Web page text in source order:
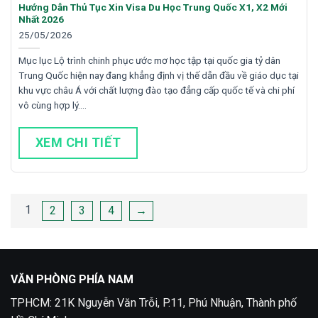
Hướng Dẫn Thủ Tục Xin Visa Du Học Trung Quốc X1, X2 Mới
Nhất 2026
25/05/2026
Mục lục Lộ trình chinh phục ước mơ học tập tại quốc gia tỷ dân
Trung Quốc hiện nay đang khẳng định vị thế dẫn đầu về giáo dục tại
khu vực châu Á với chất lượng đào tạo đẳng cấp quốc tế và chi phí
vô cùng hợp lý….
XEM CHI TIẾT
Phân
trang
viết
1 2 3 4 →
VĂN PHÒNG PHÍA NAM
TPHCM: 21K Nguyễn Văn Trỗi, P.11, Phú Nhuận, Thành phố